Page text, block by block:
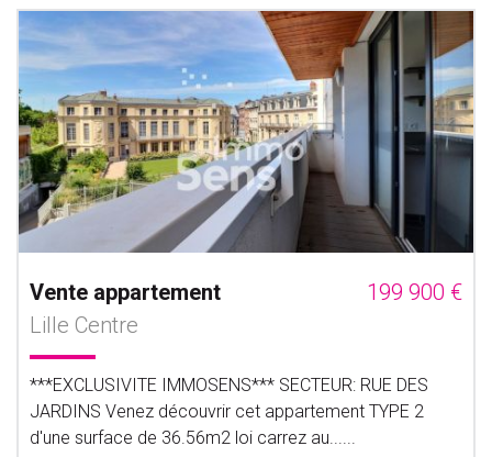
Vente appartement
199 900 €
Lille Centre
***EXCLUSIVITE IMMOSENS*** SECTEUR: RUE DES
JARDINS Venez découvrir cet appartement TYPE 2
d'une surface de 36.56m2 loi carrez au......